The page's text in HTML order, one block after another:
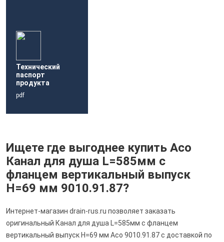
Технический
паспорт
продукта
pdf
Ищете где выгоднее купить Aco
Канал для душа L=585мм с
фланцем вертикальный выпуск
H=69 мм 9010.91.87?
Интернет-магазин drain-rus.ru позволяет заказать
оригинальный Канал для душа L=585мм с фланцем
вертикальный выпуск H=69 мм Aco 9010.91.87 с доставкой по